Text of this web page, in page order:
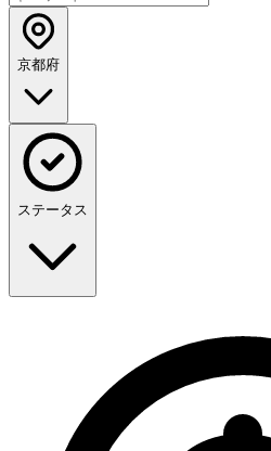
京都府
ステータス